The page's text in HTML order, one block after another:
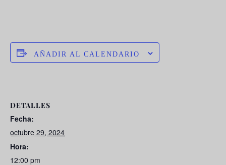
AÑADIR AL CALENDARIO
DETALLES
Fecha:
octubre 29, 2024
Hora:
12:00 pm